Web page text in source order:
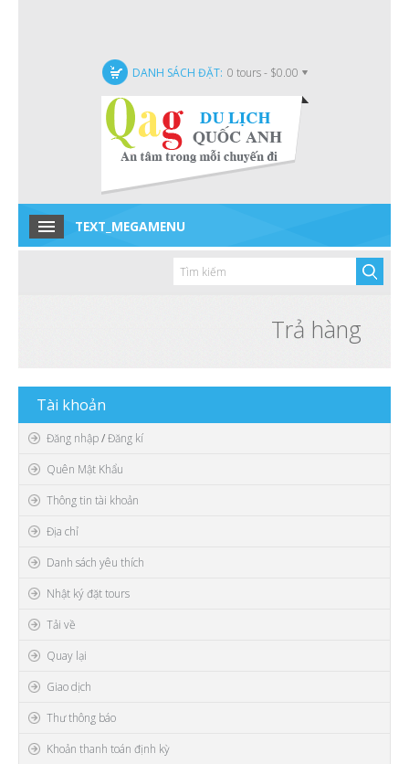
DANH SÁCH ĐẶT: 0 tours - $0.00
TEXT_MEGAMENU
Video
Tài khoản
Đăng nhập/Đăng kí
Quên Mật Khẩu
Thông tin tài khoản
Địa chỉ
Danh sách yêu thích
Nhật ký đặt tours
Tải về
Quay lại
Giao dịch
Thư thông báo
Khoản thanh toán định kỳ
Trả hàng